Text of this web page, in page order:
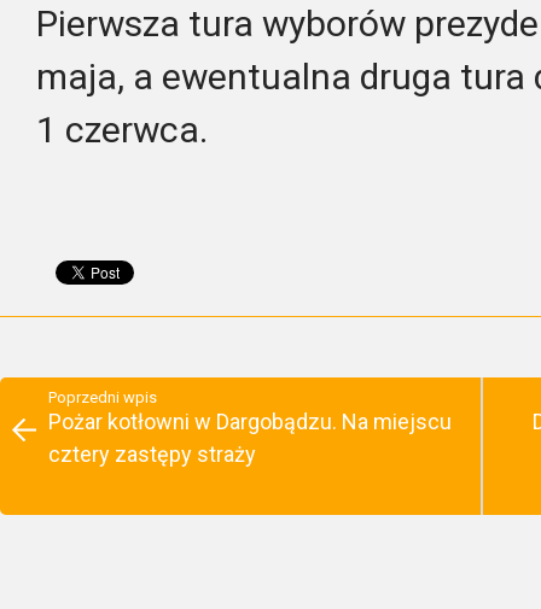
Pierwsza tura wyborów
maja, a ewentualna druga
1 czerwca.
Poprzedni wpis
Pożar kotłowni w Dargobądzu. Na miejscu
cztery zastępy straży